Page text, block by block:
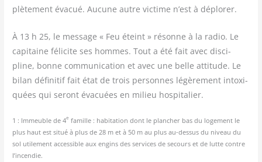
plè­te­ment éva­cué. Aucune autre vic­time n’est à déplorer.
À 13 h 25, le mes­sage « Feu éteint » résonne à la radio. Le
capi­taine féli­cite ses hommes. Tout a été fait avec dis­ci­
pline, bonne com­mu­ni­ca­tion et avec une belle atti­tude. Le
bilan défi­ni­tif fait état de trois per­sonnes légè­re­ment intoxi­
quées qui seront éva­cuées en milieu hospitalier.
1 : Immeuble de 4e famille : habi­ta­tion dont le plan­cher bas du loge­ment le
plus haut est situé à plus de 28 m et à 50 m au plus au-des­sus du niveau du
sol uti­le­ment acces­sible aux engins des ser­vices de secours et de lutte contre
l’incendie.